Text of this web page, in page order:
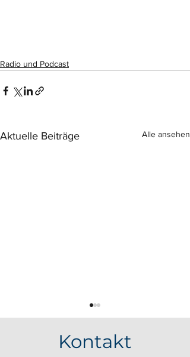
Radio und Podcast
Aktuelle Beiträge Alle ansehen
Kontakt